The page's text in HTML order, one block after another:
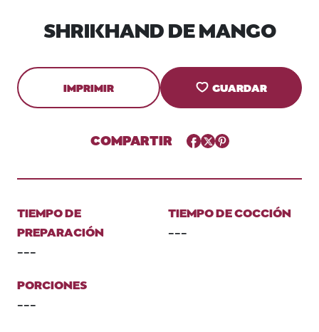
SHRIKHAND DE MANGO
IMPRIMIR GUARDAR
COMPARTIR Facebook
TwitterPinterest
TIEMPO DE
PREPARACIÓN
---
TIEMPO DE COCCIÓN
---
PORCIONES
---